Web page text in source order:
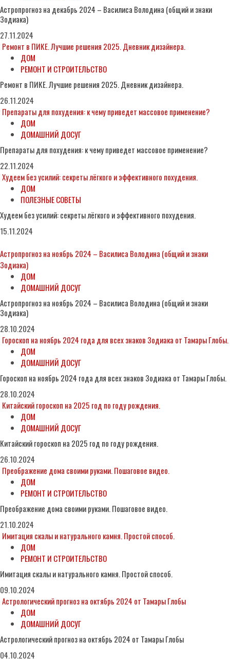
Астропрогноз на декабрь 2024 – Василиса Володина (общий и знаки
Зодиака)
27.11.2024
Ремонт в ПИКЕ. Лучшие решения 2025. Дневник дизайнера.
ДОМ
РЕМОНТ И СТРОИТЕЛЬСТВО
Ремонт в ПИКЕ. Лучшие решения 2025. Дневник дизайнера.
26.11.2024
Препараты для похудения: к чему приведет массовое применение?
ДОМ
ДОМАШНИЙ ДОСУГ
Препараты для похудения: к чему приведет массовое применение?
22.11.2024
Худеем без усилий: секреты лёгкого и эффективного похудения.
ДОМ
ПОЛЕЗНЫЕ СОВЕТЫ
Худеем без усилий: секреты лёгкого и эффективного похудения.
15.11.2024
Астропрогноз на ноябрь 2024 – Василиса Володина (общий и знаки
Зодиака)
ДОМ
ДОМАШНИЙ ДОСУГ
Астропрогноз на ноябрь 2024 – Василиса Володина (общий и знаки
Зодиака)
28.10.2024
Гороскоп на ноябрь 2024 года для всех знаков Зодиака от Тамары Глобы.
ДОМ
ДОМАШНИЙ ДОСУГ
Гороскоп на ноябрь 2024 года для всех знаков Зодиака от Тамары Глобы.
28.10.2024
Китайский гороскоп на 2025 год по году рождения.
ДОМ
ДОМАШНИЙ ДОСУГ
Китайский гороскоп на 2025 год по году рождения.
26.10.2024
Преображение дома своими руками. Пошаговое видео.
ДОМ
РЕМОНТ И СТРОИТЕЛЬСТВО
Преображение дома своими руками. Пошаговое видео.
21.10.2024
Имитация скалы и натурального камня. Простой способ.
ДОМ
РЕМОНТ И СТРОИТЕЛЬСТВО
Имитация скалы и натурального камня. Простой способ.
09.10.2024
Астрологический прогноз на октябрь 2024 от Тамары Глобы
ДОМ
ДОМАШНИЙ ДОСУГ
Астрологический прогноз на октябрь 2024 от Тамары Глобы
04.10.2024